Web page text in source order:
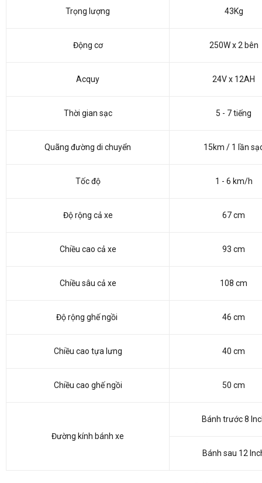
Trọng lượng 43Kg
Động cơ 250W x 2 bên
Acquy 24V x 12AH
Thời gian sạc 5 - 7 tiếng
Quãng đường di chuyển 15km / 1 lần
Tốc độ 1 - 6 km/h
Độ rộng cả xe 67 cm
Chiều cao cả xe 93 cm
Chiều sâu cả xe 108 cm
Độ rộng ghế ngồi 46 cm
Chiều cao tựa lưng 40 cm
Chiều cao ghế ngồi 50 cm
Đường kính bánh xe
Bánh trước 8
Bánh sau 12